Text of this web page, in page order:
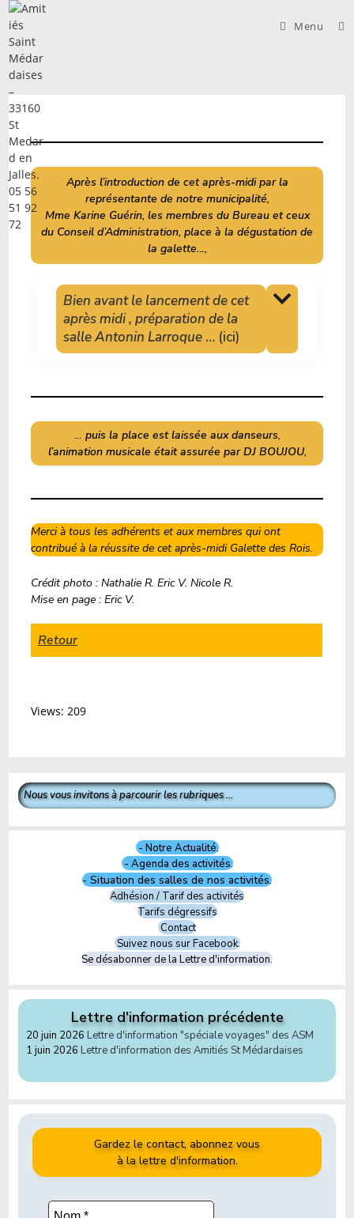
Skip
content
Menu
Après l’introduction de cet après-midi par la
représentante de notre municipalité,
Mme Karine Guérin, les membres du Bureau et ceux
du Conseil d’Administration, place à la dégustation de
la galette…,
Bien avant le lancement de cet
après midi , préparation de la
salle Antonin Larroque … (ici)
… puis la place est laissée aux danseurs,
l’animation musicale était assurée par DJ BOUJOU,
Merci à tous les adhérents et aux membres qui ont
contribué à la réussite de cet après-midi Galette des Rois.
Crédit photo : Nathalie R. Eric V. Nicole R.
Mise en page : Eric V.
Retour
Views: 209
Nous vous invitons à parcourir les rubriques ...
- Notre Actualité.
- Agenda des activités.
- Situation des salles de nos activités.
Adhésion / Tarif des activités
Tarifs dégressifs
Contact
Suivez nous sur Facebook.
Se désabonner de la Lettre d'information.
Lettre d'information précédente
20 juin 2026 Lettre d'information "spéciale voyages" des ASM
1 juin 2026 Lettre d'information des Amitiés St Médardaises
Gardez le contact, abonnez vous
à la lettre d'information.